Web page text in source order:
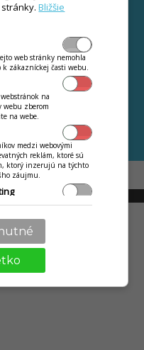
ONLINE videokurz
Najčastejšie kladené
otazky
Novinky a zmeny
Kontakt
Ochrana osobných
údajov
Ďalšie aplikácie iKelp
stránky.Bližšie
web stránky nemohla
zákazníckej časti webu.
na
webu zberom
na webe.
medzi webovými
reklám, ktoré sú
ktorý inzerujú na týchto
záujmu.
vás, ako jazyk,
by